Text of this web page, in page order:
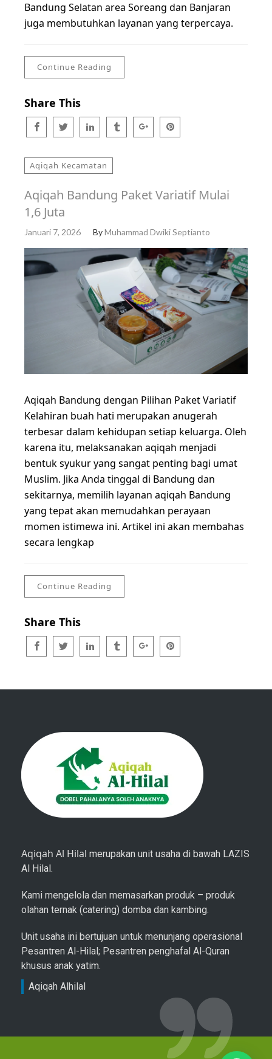
Bandung Selatan area Soreang dan Banjaran
juga membutuhkan layanan yang terpercaya.
Continue Reading
Share This
Aqiqah Kecamatan
Aqiqah Bandung Paket Variatif Mulai
1,6 Juta
Januari 7, 2026 ByMuhammad Dwiki Septianto
Aqiqah Bandung dengan Pilihan Paket Variatif
Kelahiran buah hati merupakan anugerah
terbesar dalam kehidupan setiap keluarga. Oleh
karena itu, melaksanakan aqiqah menjadi
bentuk syukur yang sangat penting bagi umat
Muslim. Jika Anda tinggal di Bandung dan
sekitarnya, memilih layanan aqiqah Bandung
yang tepat akan memudahkan perayaan
momen istimewa ini. Artikel ini akan membahas
secara lengkap
Continue Reading
Share This
Aqiqah Al Hilal merupakan unit usaha di bawah LAZIS
Al Hilal.
Kami mengelola dan memasarkan produk – produk
olahan ternak (catering) domba dan kambing.
Unit usaha ini bertujuan untuk menunjang operasional
Pesantren Al-Hilal; Pesantren penghafal Al-Quran
khusus anak yatim.
Aqiqah Alhilal